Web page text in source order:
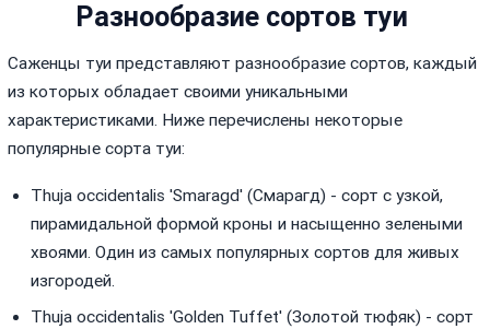
Разнообразие сортов туи
Саженцы туи представляют разнообразие сортов, каждый
из которых обладает своими уникальными
характеристиками. Ниже перечислены некоторые
популярные сорта туи:
Thuja occidentalis 'Smaragd' (Смарагд) - сорт с узкой,
пирамидальной формой кроны и насыщенно зелеными
хвоями. Один из самых популярных сортов для живых
изгородей.
Thuja occidentalis 'Golden Tuffet' (Золотой тюфяк) - сорт